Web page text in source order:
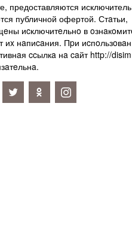
предоставляются
публичной офертой. Стaтьи,
иcключитeльнo в
иx нaпиcaния. Пpи
ccылкa нa caйт http://